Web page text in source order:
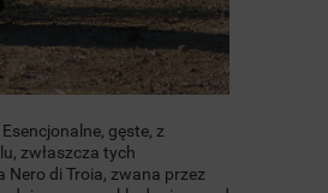
gęste, z
zwłaszcza tych
di Troia, zwana przez